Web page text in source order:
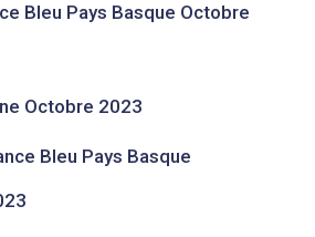
Bleu Pays Basque Octobre
Octobre 2023
Bleu Pays Basque